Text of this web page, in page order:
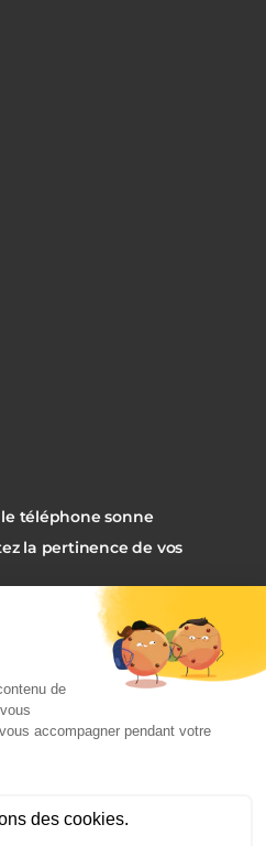
téléphone sonne
la pertinence de vos
vos campagnes
RDV